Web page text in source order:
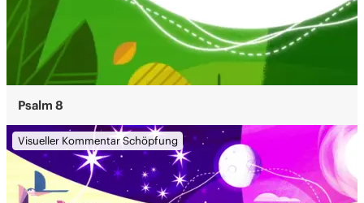
Psalm 8
Visueller Kommentar Schöpfung